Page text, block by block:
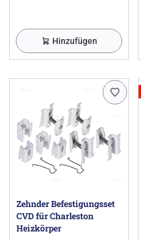
Hinzufügen
Zehnder Befestigungsset
CVD für Charleston
Heizkörper